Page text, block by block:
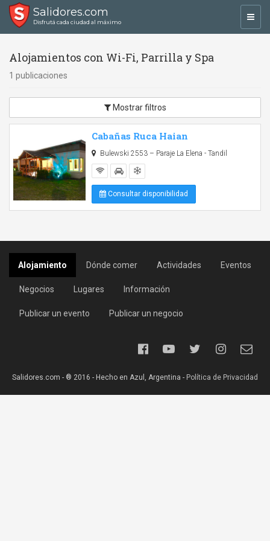
Salidores.com
Disfrutá cada ciudad al máximo
Alojamientos con Wi-Fi, Parrilla y Spa
1 publicaciones
Mostrar filtros
Cabañas Ruca Haian
Bulewski 2553 – Paraje La Elena - Tandil
Consultar disponibilidad
Alojamiento Dónde comer Actividades Eventos
Negocios Lugares Información
Publicar un evento Publicar un negocio
Salidores.com - ® 2016 - Hecho en Azul, Argentina - Política de Privacidad